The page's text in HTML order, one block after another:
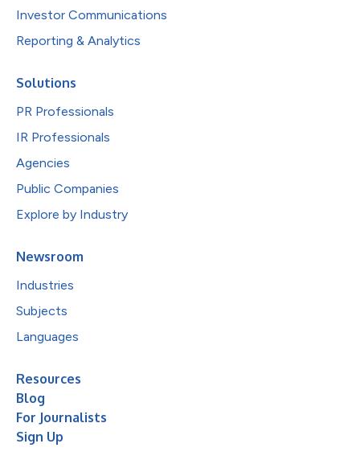
Investor Communications
Reporting & Analytics
Solutions
PR Professionals
IR Professionals
Agencies
Public Companies
Explore by Industry
Newsroom
Industries
Subjects
Languages
Resources
Blog
For Journalists
Sign Up